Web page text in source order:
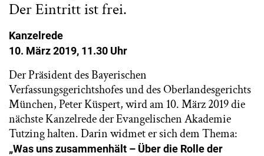
Der Eintritt ist frei.
Kanzelrede
10. März 2019, 11.30 Uhr
Der Präsident des Bayerischen
Verfassungsgerichtshofes und des Oberlandesgerichts
München, Peter Küspert, wird am 10. März 2019 die
nächste Kanzelrede der Evangelischen Akademie
Tutzing halten. Darin widmet er sich dem Thema:
„Was uns zusammenhält – Über die Rolle der